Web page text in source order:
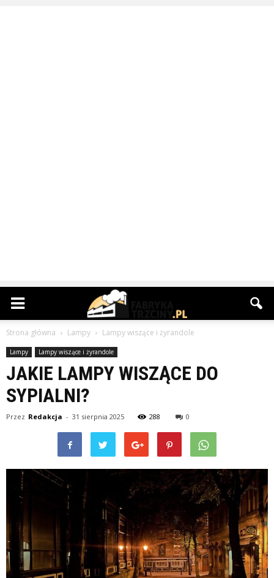
Strona główna Lampy Lampy wiszące i żyrandole
Lampy Lampy wiszące i żyrandole
JAKIE LAMPY WISZĄCE DO
SYPIALNI?
Przez Redakcja - 31 sierpnia 2025 288 0